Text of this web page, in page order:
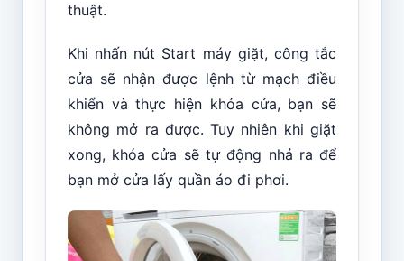
thuật.
Khi nhấn nút Start máy giặt, công tắc
cửa sẽ nhận được lệnh từ mạch điều
khiển và thực hiện khóa cửa, bạn sẽ
không mở ra được. Tuy nhiên khi giặt
xong, khóa cửa sẽ tự động nhả ra để
bạn mở cửa lấy quần áo đi phơi.